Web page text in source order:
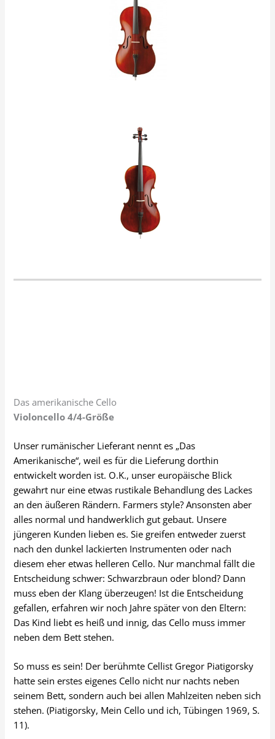
Das amerikanische Cello
Violoncello 4/4-Größe
Unser rumänischer Lieferant nennt es „Das
Amerikanische“, weil es für die Lieferung dorthin
entwickelt worden ist. O.K., unser europäische Blick
gewahrt nur eine etwas rustikale Behandlung des Lackes
an den äußeren Rändern. Farmers style? Ansonsten aber
alles normal und handwerklich gut gebaut. Unsere
jüngeren Kunden lieben es. Sie greifen entweder zuerst
nach den dunkel lackierten Instrumenten oder nach
diesem eher etwas helleren Cello. Nur manchmal fällt die
Entscheidung schwer: Schwarzbraun oder blond? Dann
muss eben der Klang überzeugen! Ist die Entscheidung
gefallen, erfahren wir noch Jahre später von den Eltern:
Das Kind liebt es heiß und innig, das Cello muss immer
neben dem Bett stehen.
So muss es sein! Der berühmte Cellist Gregor Piatigorsky
hatte sein erstes eigenes Cello nicht nur nachts neben
seinem Bett, sondern auch bei allen Mahlzeiten neben sich
stehen. (Piatigorsky, Mein Cello und ich, Tübingen 1969, S.
11).